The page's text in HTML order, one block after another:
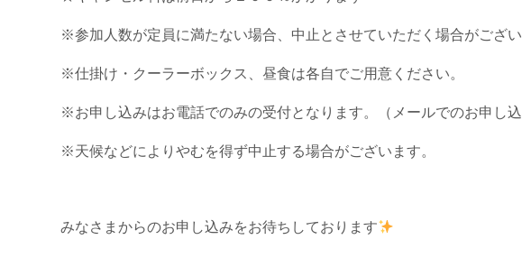
※参加人数が定員に満たない場合、中止とさせていただく場合がござい
※仕掛け・クーラーボックス、昼食は各自でご用意ください。
※お申し込みはお電話でのみの受付となります。（メールでのお申し込
※天候などによりやむを得ず中止する場合がございます。
みなさまからのお申し込みをお待ちしております